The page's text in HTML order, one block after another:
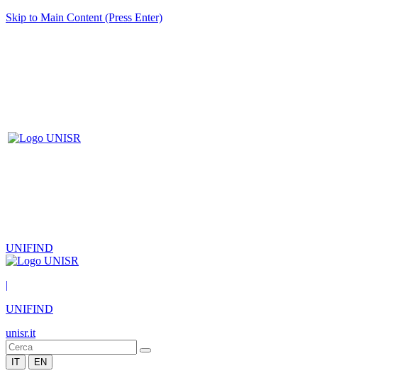
Skip to Main Content (Press Enter)
UNIFIND
|
UNIFIND
unisr.it
IT EN